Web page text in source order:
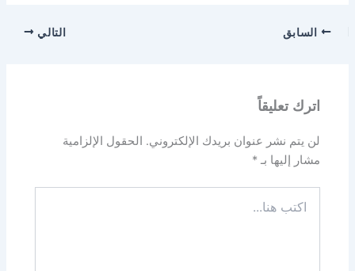
السابق التالي
اترك تعليقاً
لن يتم نشر عنوان بريدك الإلكتروني. الحقول الإلزامية
مشار إليها بـ*
هنا...